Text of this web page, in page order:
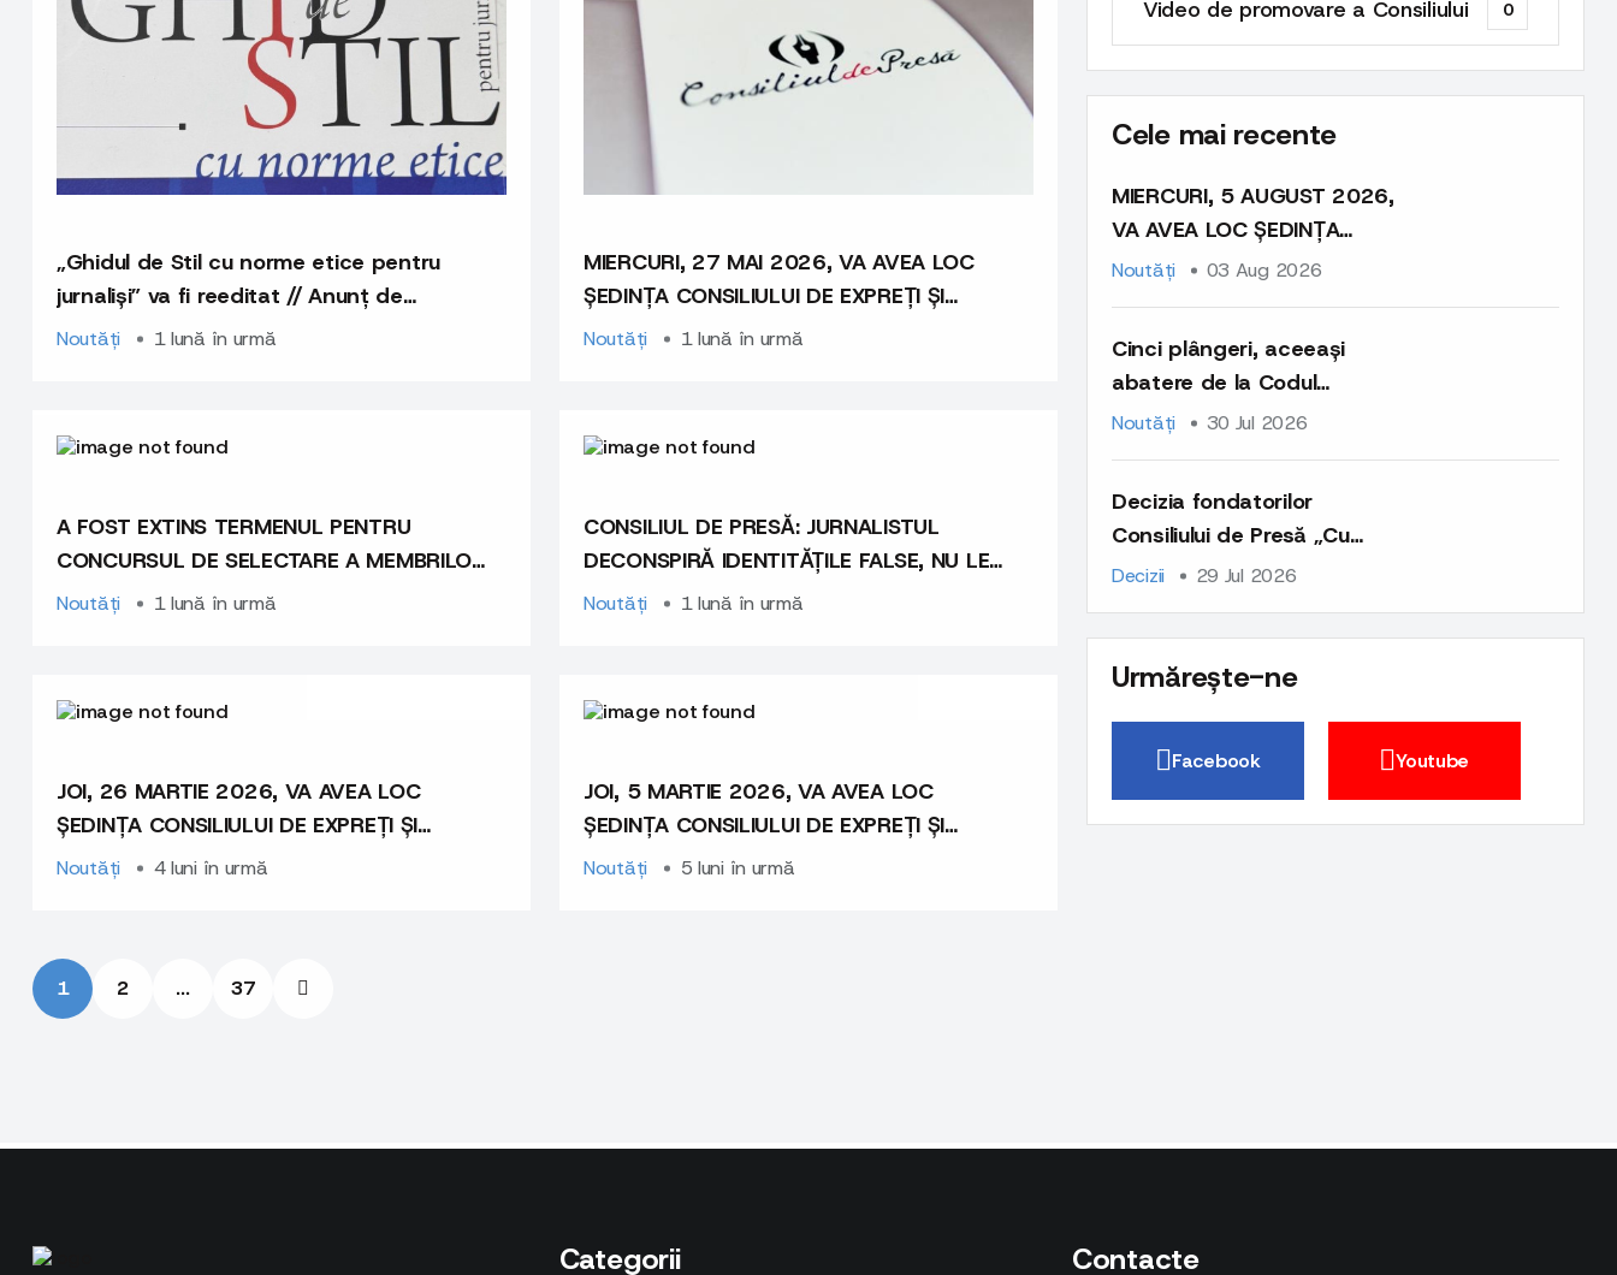
„Ghidul de Stil cu norme etice pentru
jurnaliși” va fi reeditat // Anunț de
angajare experți
Noutăți 1 lună în urmă
MIERCURI, 27 MAI 2026, VA AVEA LOC
ȘEDINȚA CONSILIULUI DE EXPREȚI ȘI
EXPERTE
Noutăți 1 lună în urmă
A FOST EXTINS TERMENUL PENTRU
CONCURSUL DE SELECTARE A MEMBRILOR
CONSILIULUI DE EXPERȚI ȘI EXPERTE
Noutăți 1 lună în urmă
CONSILIUL DE PRESĂ: JURNALISTUL
DECONSPIRĂ IDENTITĂȚILE FALSE, NU LE
PROMOVEAZĂ
Noutăți 1 lună în urmă
JOI, 26 MARTIE 2026, VA AVEA LOC
ȘEDINȚA CONSILIULUI DE EXPREȚI ȘI
EXPERTE
Noutăți 4 luni în urmă
JOI, 5 MARTIE 2026, VA AVEA LOC
ȘEDINȚA CONSILIULUI DE EXPREȚI ȘI
EXPERTE
Noutăți 5 luni în urmă
1 2 ... 37
Video de promovare a Consiliului 0
Cele mai recente
MIERCURI, 5 AUGUST 2026,
VA AVEA LOC ȘEDINȚA
CONSILIULUI DE EXPREȚI ȘI
Noutăți 03 Aug 2026
Cinci plângeri, aceeași
abatere de la Codul
deontologic
Noutăți 30 Jul 2026
Decizia fondatorilor
Consiliului de Presă „Cu
privire la contestația
împotriva Deciziei
Consiliului de Experți și
Experte nr.04 din 27 mai
Decizii 29 Jul 2026
Urmărește-ne
Facebook Youtube
Categorii Contacte